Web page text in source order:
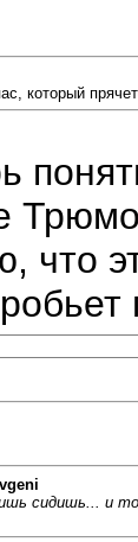
который
Трюмо
что
сидишь... и